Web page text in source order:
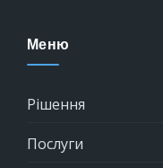
Меню
Рішення
Послуги